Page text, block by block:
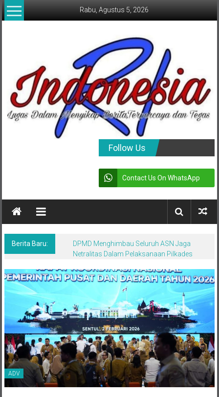
Lompat
ke
Rabu, Agustus 5, 2026
Menyikap
Dan
Tegas
Follow Us
Contact Us On WhatsApp
Berita Baru:
DPMD Menghimbau Seluruh ASN Jaga
Netralitas Dalam Pelaksanaan Pilkades
ADV